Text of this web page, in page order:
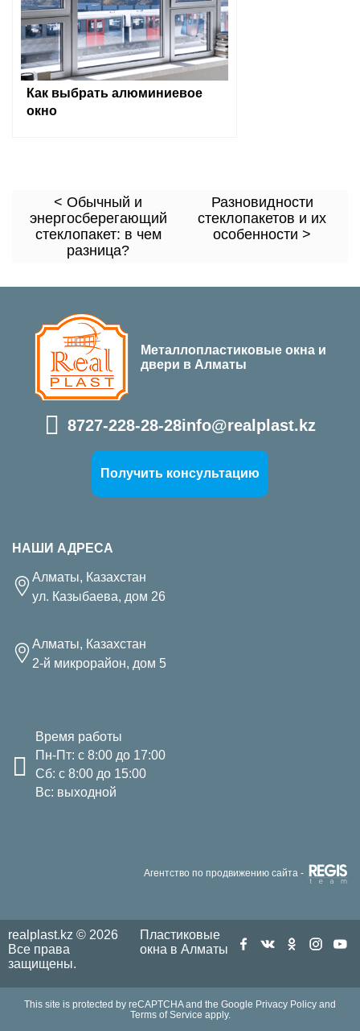
Как выбрать алюминиевое
окно
< Обычный и
энергосберегающий
стеклопакет: в чем
разница?
Разновидности
стеклопакетов и их
особенности >
Металлопластиковые окна и
двери в Алматы
8727-228-28-28info@realplast.kz
Получить консультацию
НАШИ АДРЕСА
Алматы, Казахстан
ул. Казыбаева, дом 26
Алматы, Казахстан
2-й микрорайон, дом 5
Время работы
Пн-Пт: с 8:00 до 17:00
Сб: с 8:00 до 15:00
Вс: выходной
Агентство по продвижению сайта -
realplast.kz © 2026
Все права
защищены.
Пластиковые
окна в Алматы
This site is protected by reCAPTCHA and the Google Privacy Policy and
Terms of Service apply.